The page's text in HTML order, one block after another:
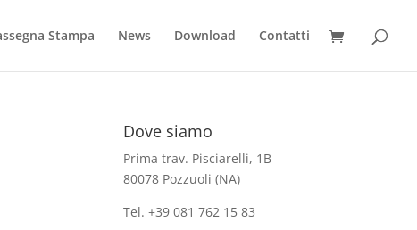
Stampa News Download Contatti
Dove siamo
Prima trav. Pisciarelli, 1B
80078 Pozzuoli (NA)
Tel. +39 081 762 15 83